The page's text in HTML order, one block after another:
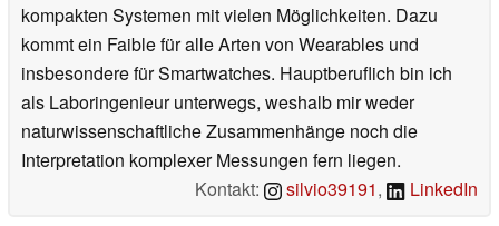
kompakten Systemen mit vielen Möglichkeiten. Dazu
kommt ein Faible für alle Arten von Wearables und
insbesondere für Smartwatches. Hauptberuflich bin ich
als Laboringenieur unterwegs, weshalb mir weder
naturwissenschaftliche Zusammenhänge noch die
Interpretation komplexer Messungen fern liegen.
Kontakt:
silvio39191, LinkedIn